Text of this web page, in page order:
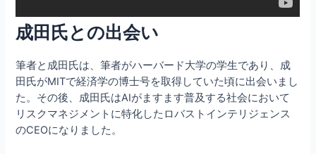
成田氏との出会い
筆者と成田氏は、筆者がハーバード大学の学生であり、成
田氏がMITで経済学の博士号を取得していた頃に出会いまし
た。その後、成田氏はAIがますます普及する社会において
リスクマネジメントに特化したロバストインテリジェンス
のCEOになりました。